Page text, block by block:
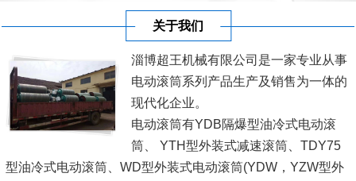
关于我们
淄博超王机械有限公司是一家专业从事
电动滚筒系列产品生产及销售为一体的
现代化企业。
电动滚筒有YDB隔爆型油冷式电动滚
筒、 YTH型外装式减速滚筒、TDY75
型油冷式电动滚筒、WD型外装式电动滚筒(YDW，YZW型外